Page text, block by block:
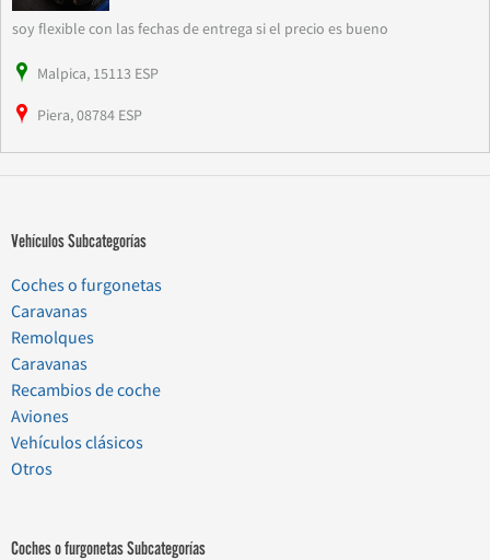
soy flexible con las fechas de entrega si el precio es bueno
Malpica, 15113 ESP
Piera, 08784 ESP
Vehículos Subcategorías
Coches o furgonetas
Caravanas
Remolques
Caravanas
Recambios de coche
Aviones
Vehículos clásicos
Otros
Coches o furgonetas Subcategorías